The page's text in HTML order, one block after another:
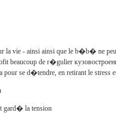
la vie - ainsi ainsi que le b�b� ne
beaucoup de r�gulier
pour se d�tendre, en retirant le stress
gard� la tension